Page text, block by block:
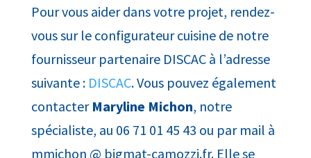
Pour vous aider dans votre projet, rendez-
vous sur le configurateur cuisine de notre
fournisseur partenaire DISCAC à l’adresse
suivante : DISCAC. Vous pouvez également
contacter Maryline Michon, notre
spécialiste, au 06 71 01 45 43 ou par mail à
mmichon @ bigmat-camozzi.fr. Elle se